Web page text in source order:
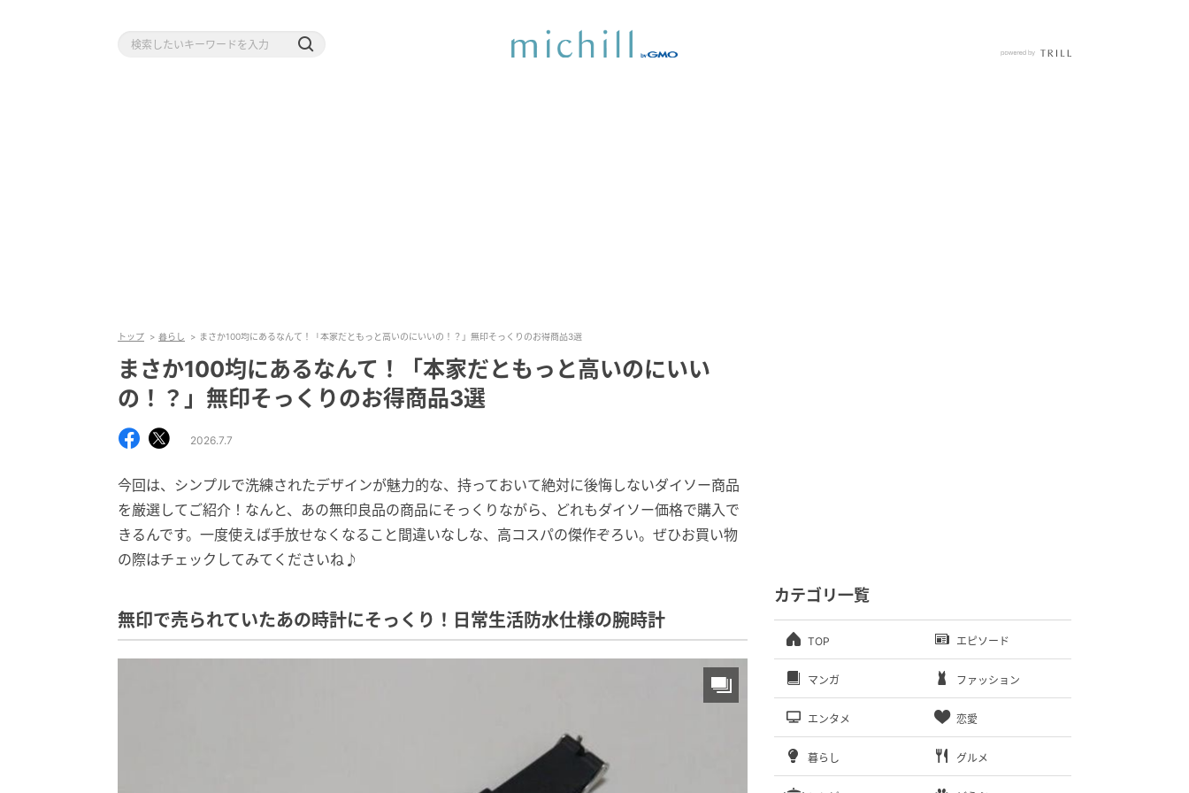
トップ 暮らし まさか100均にあるなんて！「本家だともっと高いのにいいの！？」無印そっくりのお得商品3選
まさか100均にあるなんて！「本家だともっと高いのにいい
の！？」無印そっくりのお得商品3選
2026.7.7
今回は、シンプルで洗練されたデザインが魅力的な、持っておいて絶対に後悔しないダイソー商品
を厳選してご紹介！なんと、あの無印良品の商品にそっくりながら、どれもダイソー価格で購入で
きるんです。一度使えば手放せなくなること間違いなしな、高コスパの傑作ぞろい。ぜひお買い物
の際はチェックしてみてくださいね♪
無印で売られていたあの時計にそっくり！日常生活防水仕様の腕時計
カテゴリ一覧
TOP エピソード
マンガ ファッション
エンタメ 恋愛
暮らし グルメ